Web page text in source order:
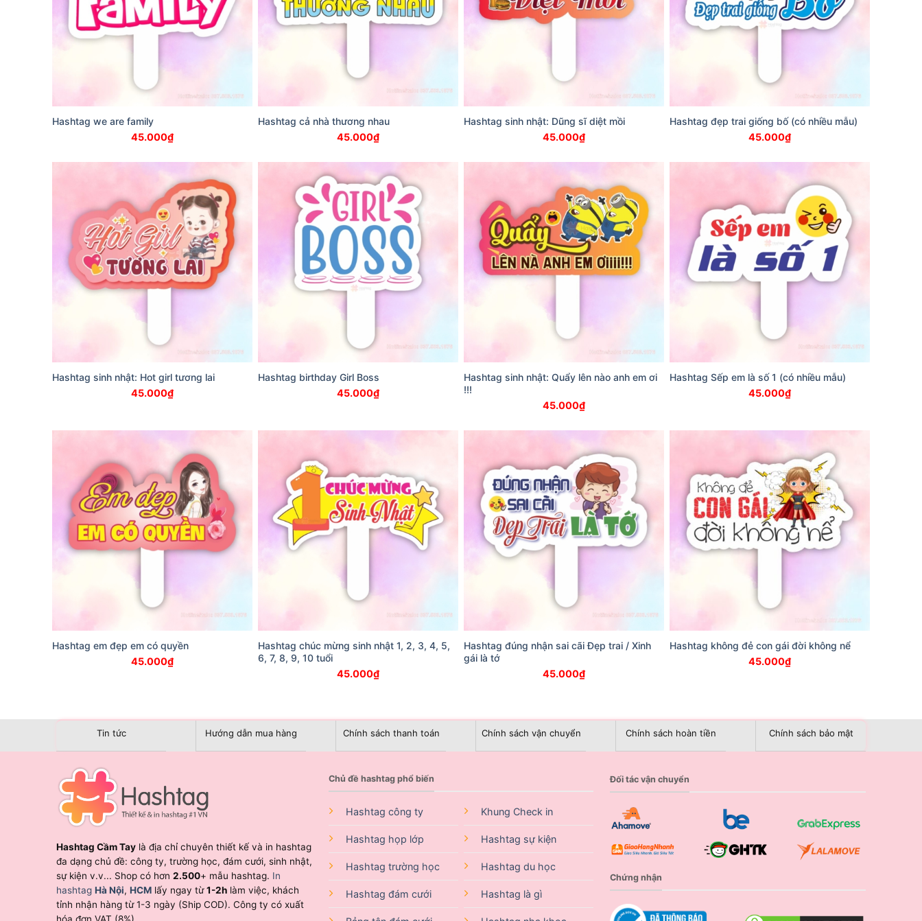
Hashtag we are family
45.000₫
Hashtag cả nhà thương nhau
45.000₫
Hashtag sinh nhật: Dũng sĩ diệt mồi
45.000₫
Hashtag đẹp trai giống bố (có nhiều mẫu)
45.000₫
Hashtag sinh nhật: Hot girl tương lai
45.000₫
Hashtag birthday Girl Boss
45.000₫
Hashtag sinh nhật: Quẩy lên nào anh em ơi
!!!
45.000₫
Hashtag Sếp em là số 1 (có nhiều mẫu)
45.000₫
Hashtag em đẹp em có quyền
45.000₫
Hashtag chúc mừng sinh nhật 1, 2, 3, 4, 5,
6, 7, 8, 9, 10 tuổi
45.000₫
Hashtag đúng nhận sai cãi Đẹp trai / Xinh
gái là tớ
45.000₫
Hashtag không đẻ con gái đời không nể
45.000₫
Tin tức Hướng dẫn mua hàng Chính sách thanh toán Chính sách vận chuyển Chính sách hoàn tiền Chính sách bảo mật
Hashtag Cầm Tay là địa chỉ chuyên thiết kế và in hashtag
đa dạng chủ đề: công ty, trường học, đám cưới, sinh nhật,
sự kiện v.v... Shop có hơn 2.500+ mẫu hashtag. In
hashtag Hà Nội, HCM lấy ngay từ1-2h làm việc, khách
tỉnh nhận hàng từ 1-3 ngày (Ship COD). Công ty có xuất
hóa đơn VAT (8%).
Chủ đề hashtag phổ biến
Hashtag công ty
Hashtag họp lớp
Hashtag trường học
Hashtag đám cưới
Khung Check in
Hashtag sự kiện
Hashtag du học
Hashtag là gì
Đối tác vận chuyển
Chứng nhận